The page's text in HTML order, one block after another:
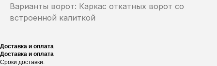
Варианты ворот: Каркас откатных ворот со
встроенной калиткой
Доставка и оплата
Доставка и оплата
Сроки доставки: